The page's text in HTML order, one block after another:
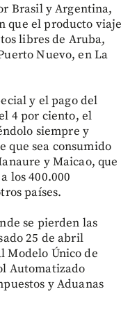
Brasil y Argentina,
que el producto viaje
libres de Aruba,
Nuevo, en La
y el pago del
4 por ciento, el
siempre y
que sea consumido
y Maicao, que
los 400.000
países.
se pierden las
25 de abril
Modelo Único de
Automatizado
y Aduanas